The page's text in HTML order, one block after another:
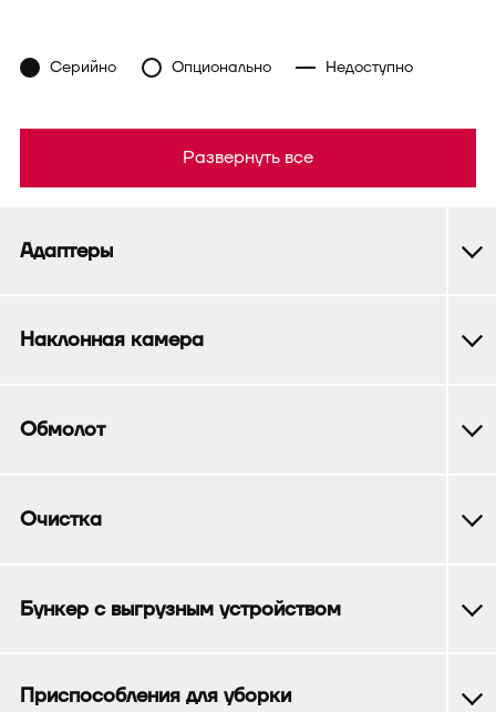
Адаптеры
Наклонная камера
Обмолот
Очистка
Бункер с выгрузным устройством
Приспособления для уборки
Серийно Опционально Недоступно
Развернуть все